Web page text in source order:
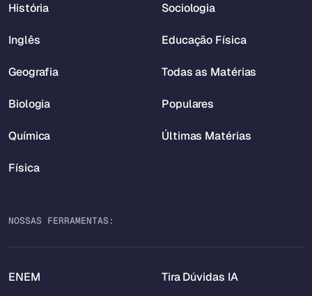
História
Inglês
Geografia
Biologia
Química
Física
Sociologia
Educação Física
Todas as Matérias
Populares
Últimas Matérias
NOSSAS FERRAMENTAS:
ENEM Tira Dúvidas IA